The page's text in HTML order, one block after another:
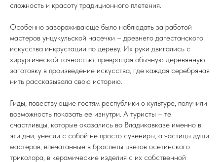
сложность и красоту традиционного плетения.
Особенно завораживающе было наблюдать за работой
мастеров унцукульской насечки – древнего дагестанского
искусства инкрустации по дереву. Их руки двигались с
хирургической точностью, превращая обычную деревянную
заготовку в произведение искусства, где каждая серебряная
нить рассказывала свою историю.
Гиды, повествующие гостям республики о культуре, получили
возможность показать ее изнутри. А туристы – те
счастливцы, которые оказались во Владикавказе именно в
эти дни, унесли с собой не просто сувениры, а частицы души
мастеров, впечатанные в браслеты цветов осетинского
триколора, в керамические изделия с их собственной